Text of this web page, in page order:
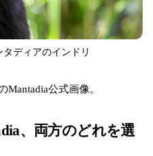
ディアのインドリ
Mantadia公式画像。
、両方のどれを選